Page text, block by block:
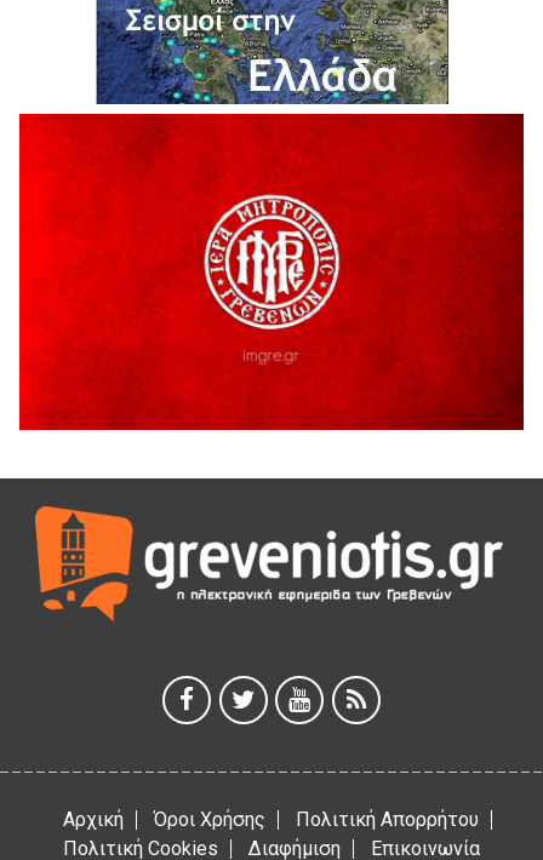
Η Marseaux στα Γρεβενά για μια μοναδική συναυλία
5 Αυγούστου 2026
Θερινό Σινεμά στο πλαίσιο του «Πολιτιστικού
Καλοκαιριού 2026» με την βραβευμένη ταινία «Μικρές
Ανάσες».
5 Αυγούστου 2026
Γρεβενά: Συνελήφθη 18χρονος αλλοδαπός, για κλοπή
εξοπλισμού γυμναστηρίου
5 Αυγούστου 2026
ΑΗ ΛΑΟΣ | 5 Αυγούστου | Υπαίθριο Θέατρο “Καστράκι”,
41η Γιορτή Κρασιού στο Τρίκωμο – «Γιορτή Παράδοσης»
5 Αυγούστου 2026
ΕΥΧΑΡΙΣΤΙΕΣ Φυσιολατρικού Συλλόγου Γρεβενών
4 Αυγούστου 2026
Έκτακτη χρηματοδότηση 400.000€ για επιπλέον εργασίες
στο Δημοτικό Στάδιο Γρεβενών «Μίλτος Τεντόγλου»
Αρχική Όροι Χρήσης
Πολιτική Απορρήτου
Πολιτική Cookies
Διαφήμιση Επικοινωνία